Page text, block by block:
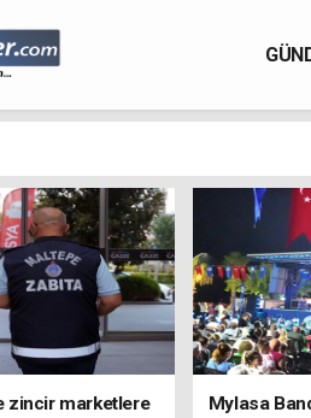
zincir marketlere
Mylasa